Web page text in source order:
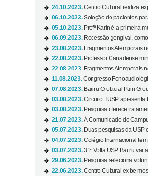
24.10.2023.Centro Cultural realiza
06.10.2023.Seleção de pacientes
05.10.2023. Profª Karin é a primeira
06.09.2023. Recessão gengival,
23.08.2023. Fragmentos Atemporais
22.08.2023. Professor Canadense
22.08.2023. Fragmentos Atemporais
11.08.2023.Congresso
07.08.2023. Bauru Orofacial Pain
03.08.2023.Circuito TUSP apresenta
03.08.2023. Pesquisa oferece
21.07.2023.À Comunidade do
05.07.2023. Duas pesquisas da USP
04.07.2023.Colégio Internacional
03.07.2023.31ª Volta USP Bauru vai
29.06.2023. Pesquisa seleciona
22.06.2023.Centro Cultural exibe